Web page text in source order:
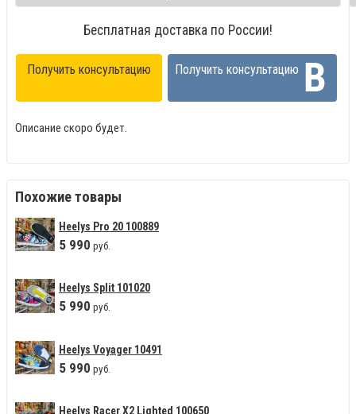
Похожие товары
Heelys Pro 20 100889
5 990 руб.
Heelys Split 101020
5 990 руб.
Heelys Voyager 10491
5 990 руб.
Heelys Racer X2 Lighted 100650
Бесплатная доставка по России!
Получить консультацию Получить консультацию
Описание скоро будет.